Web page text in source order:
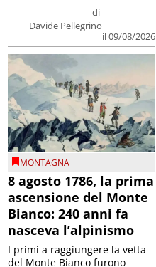
di
Davide Pellegrino
il 09/08/2026
MONTAGNA
8 agosto 1786, la prima
ascensione del Monte
Bianco: 240 anni fa
nasceva l’alpinismo
I primi a raggiungere la vetta
del Monte Bianco furono